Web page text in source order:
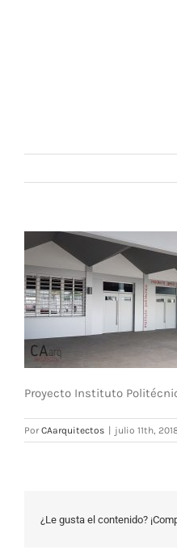
Proyecto Instituto
PorCAarquitectos julio 11th,
¿Le gusta el contenido?